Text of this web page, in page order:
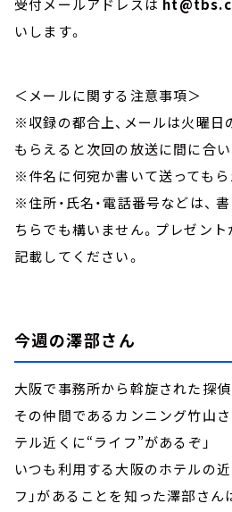
受付メールアドレスは
いします。
＜メールに関する注意事項＞
※収録の都合上、メールは火曜日
もらえると次回の放送に間に合い
※件名に何宛か書いて送ってもら
※住所・氏名・電話番号などは、
ちらでも構いません。プレゼン
記載してください。
今週の澤部さん
大阪で事務所から斡旋された探
その仲間であるカンニング竹山さ
テル近くに“ライフ”があるぞ」
いつも利用する大阪のホテルの
フ」があることを知った澤部さん